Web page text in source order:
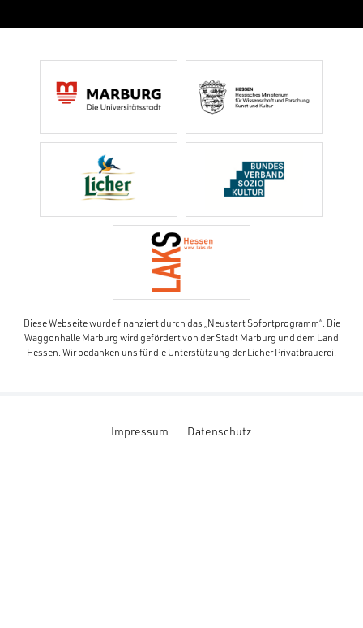
Diese Webseite wurde finanziert durch das „Neustart Sofortprogramm“. Die
Waggonhalle Marburg wird gefördert von der Stadt Marburg und dem Land
Hessen. Wir bedanken uns für die Unterstützung der Licher Privatbrauerei.
Impressum Datenschutz